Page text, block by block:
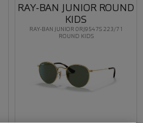
RAY-BAN JUNIOR 0RJ9547S 223/71
ROUND KIDS
RAY-BAN JUNIOR ROUND
KIDS